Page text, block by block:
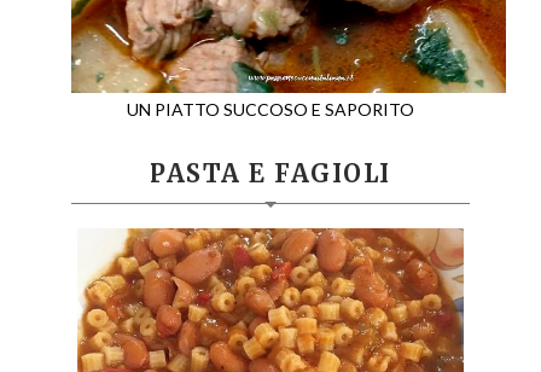
UN PIATTO SUCCOSO E SAPORITO
PASTA E FAGIOLI